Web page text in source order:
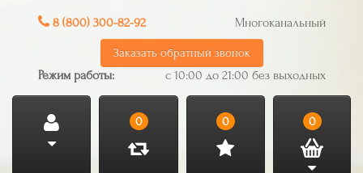
8 (800) 300-82-92 Многоканальный
Заказать обратный звонок
Режим работы: с 10:00 до 21:00 без выходных
0 0 0